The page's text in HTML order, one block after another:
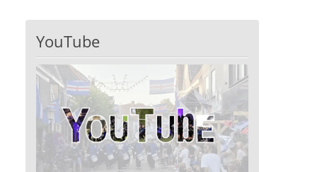
YouTube